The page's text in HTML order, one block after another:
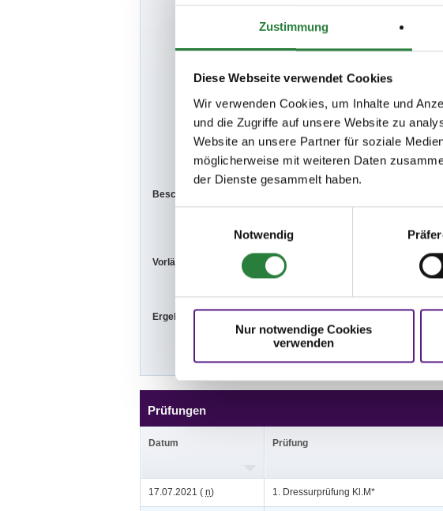
Zustimmung
Diese Webseite verwendet Cookies
Wir verwenden Cookies, um Inhalte und
und die Zugriffe auf unsere Website zu
Website an unsere Partner für soziale
möglicherweise mit weiteren Daten
der Dienste gesammelt haben.
Notwendig
Nur notwendige Cookies
verwenden
Veranstaltungsgeländes erfolgt
Veröffentlichung wie oben
der betreffenden Personen bedarf.
fotografischen Darstellung oder
- Die unter www.nennung-
Bußgeldern geahndet werden.
einem Verstoß gem. LPO §920,
belegt werden.
Die aktuellen Corona
online.de/Teilnehmerinformationen
Beschaffenheit der Plätze:
60x90 m
Vorläufige Zeitenteilung:
Ergebnisse:
Prüfungen
Datum Prüfung
17.07.2021 ( n) 1. Dressurprüfung Kl.M*